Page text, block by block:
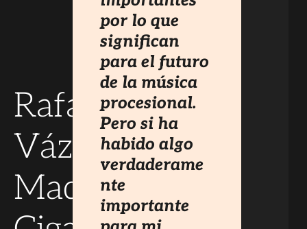
Rafael
Vázquez:
Madre
por lo que
significan
para el futuro
de la música
procesional.
Pero si ha
habido algo
verdaderame
nte
importante